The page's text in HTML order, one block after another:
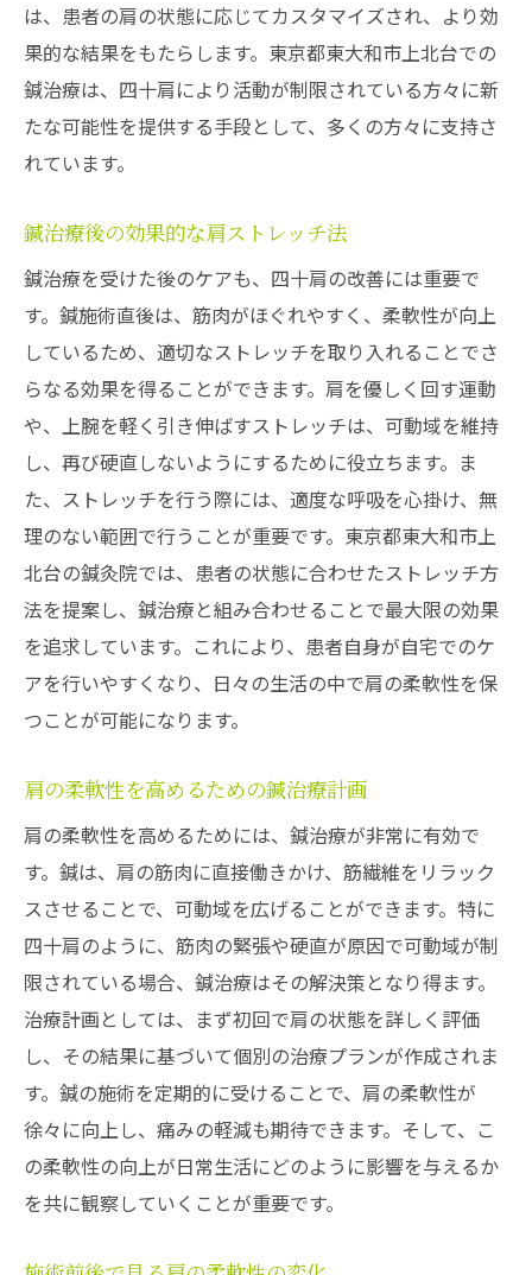
は、患者の肩の状態に応じてカスタマイズされ、より効
果的な結果をもたらします。東京都東大和市上北台での
鍼治療は、四十肩により活動が制限されている方々に新
たな可能性を提供する手段として、多くの方々に支持さ
れています。
鍼治療後の効果的な肩ストレッチ法
鍼治療を受けた後のケアも、四十肩の改善には重要で
す。鍼施術直後は、筋肉がほぐれやすく、柔軟性が向上
しているため、適切なストレッチを取り入れることでさ
らなる効果を得ることができます。肩を優しく回す運動
や、上腕を軽く引き伸ばすストレッチは、可動域を維持
し、再び硬直しないようにするために役立ちます。ま
た、ストレッチを行う際には、適度な呼吸を心掛け、無
理のない範囲で行うことが重要です。東京都東大和市上
北台の鍼灸院では、患者の状態に合わせたストレッチ方
法を提案し、鍼治療と組み合わせることで最大限の効果
を追求しています。これにより、患者自身が自宅でのケ
アを行いやすくなり、日々の生活の中で肩の柔軟性を保
つことが可能になります。
肩の柔軟性を高めるための鍼治療計画
肩の柔軟性を高めるためには、鍼治療が非常に有効で
す。鍼は、肩の筋肉に直接働きかけ、筋繊維をリラック
スさせることで、可動域を広げることができます。特に
四十肩のように、筋肉の緊張や硬直が原因で可動域が制
限されている場合、鍼治療はその解決策となり得ます。
治療計画としては、まず初回で肩の状態を詳しく評価
し、その結果に基づいて個別の治療プランが作成されま
す。鍼の施術を定期的に受けることで、肩の柔軟性が
徐々に向上し、痛みの軽減も期待できます。そして、こ
の柔軟性の向上が日常生活にどのように影響を与えるか
を共に観察していくことが重要です。